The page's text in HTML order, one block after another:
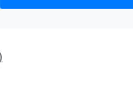
de Adoucisseur